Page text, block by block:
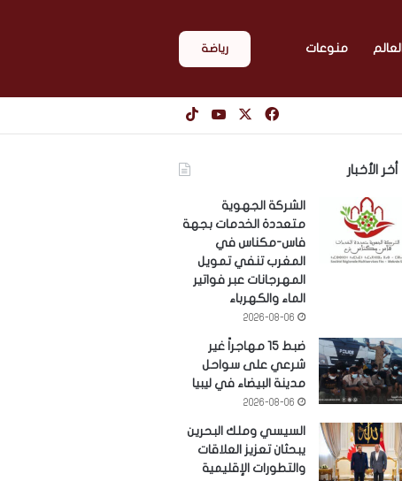
العالم منوعات رياضة
فيسبوك‫YouTube
أخر الأخبار
الشركة الجهوية
متعددة الخدمات بجهة
فاس-مكناس في
المغرب تنفي تمويل
المهرجانات عبر فواتير
الماء والكهرباء
2026-08-06
ضبط 15 مهاجراً غير
شرعي على سواحل
مدينة البيضاء في ليبيا
2026-08-06
السيسي وملك البحرين
يبحثان تعزيز العلاقات
والتطورات الإقليمية